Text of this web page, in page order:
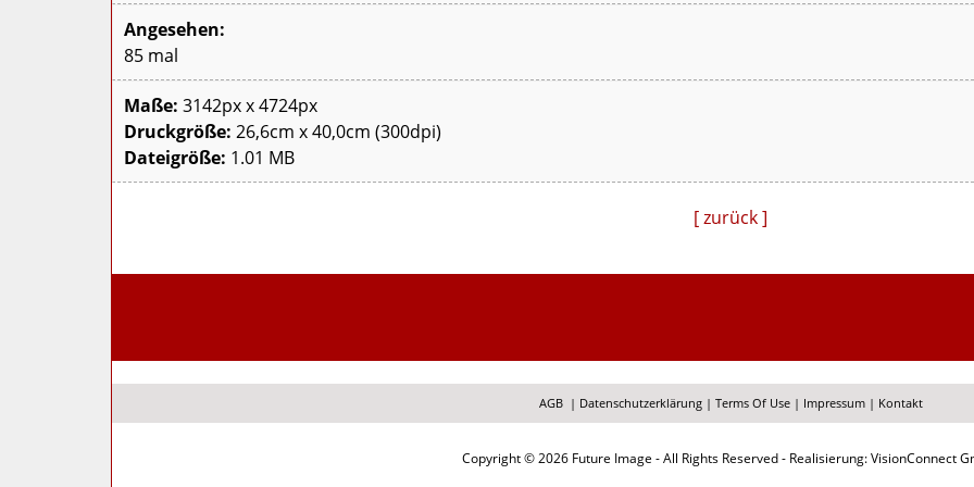
Angesehen:
85 mal
Maße: 3142px x 4724px
Druckgröße: 26,6cm x 40,0cm (300dpi)
Dateigröße: 1.01 MB
[ zurück ]
AGB | Datenschutzerklärung| Terms Of Use| Impressum| Kontakt
Copyright © 2026 Future Image - All Rights Reserved - Realisierung: VisionConnect